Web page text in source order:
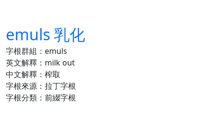
emuls 乳化
字根群組：emuls
英文解釋：milk out
中文解釋：榨取
字根來源：拉丁字根
字根分類：前綴字根